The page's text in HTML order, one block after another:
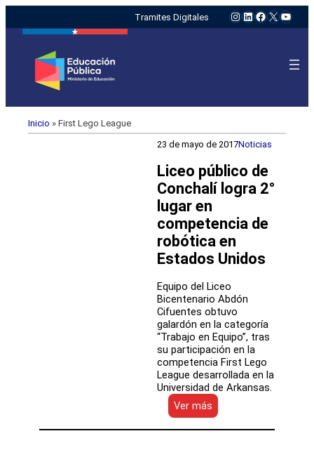
Tramites Digitales Instagram
LinkedIn
Facebook
X
Inicio » First Lego League
23 de mayo de 2017Noticias
Liceo público de
Conchalí logra 2°
lugar en
competencia de
robótica en
Estados Unidos
Equipo del Liceo
Bicentenario Abdón
Cifuentes obtuvo
galardón en la categoría
“Trabajo en Equipo”, tras
su participación en la
competencia First Lego
League desarrollada en la
Universidad de Arkansas.
Ver más
Liceo
público